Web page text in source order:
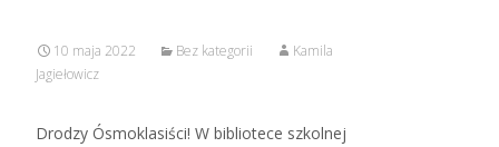
10 maja 2022 Bez kategorii
Kamila
Jagiełowicz
Drodzy Ósmoklasiści! W bibliotece szkolnej